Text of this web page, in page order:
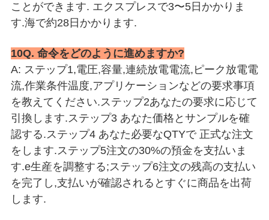
ことができます. エクスプレスで3〜5日かかりま
す.海で約28日かかります.
10Q. 命令をどのように進めますか?
A: ステップ1,電圧,容量,連続放電電流,ピーク放電電
流,作業条件温度,アプリケーションなどの要求事項
を教えてください.ステップ2あなたの要求に応じて
引換します.ステップ3 あなた価格とサンプルを確
認する.ステップ4 あなた必要なQTYで 正式な注文
をします.ステップ5注文の30%の預金を支払いま
す.e生産を調整する;ステップ6注文の残高の支払い
を完了し,支払いが確認されるとすぐに商品を出荷
します.